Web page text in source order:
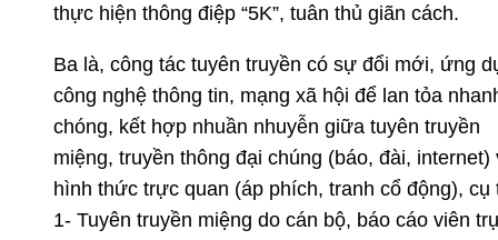
thực hiện thông điệp “5K”, tuân thủ giãn cách.
Ba là, công tác tuyên truyền có sự đổi mới, ứng
công nghệ thông tin, mạng xã hội để lan tỏa
chóng, kết hợp nhuần nhuyễn giữa tuyên truyền
miệng, truyền thông đại chúng (báo, đài, internet)
hình thức trực quan (áp phích, tranh cổ động), cụ
1- Tuyên truyền miệng do cán bộ, báo cáo viên